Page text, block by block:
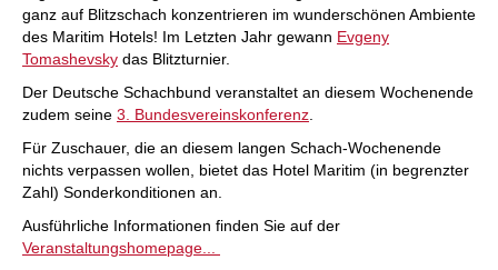
ganz auf Blitzschach konzentrieren im wunderschönen Ambiente
des Maritim Hotels! Im Letzten Jahr gewann Evgeny
Tomashevsky das Blitzturnier.
Der Deutsche Schachbund veranstaltet an diesem Wochenende
zudem seine 3. Bundesvereinskonferenz
Für Zuschauer, die an diesem langen Schach-Wochenende
nichts verpassen wollen, bietet das Hotel Maritim (in begrenzter
Zahl) Sonderkonditionen an.
Ausführliche Informationen finden Sie auf der
Veranstaltungshomepage...